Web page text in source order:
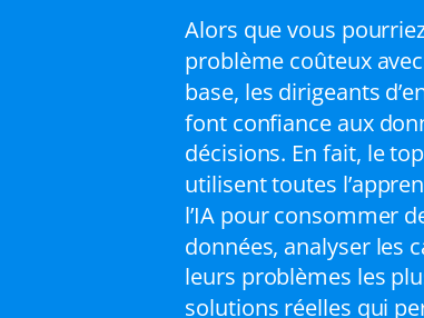
Alors que vous
problème coûteux
base, les dirigeants
font confiance aux
décisions. En fait, le
utilisent toutes
l’IA pour consommer
données, analyser les
leurs problèmes les
solutions réelles qui